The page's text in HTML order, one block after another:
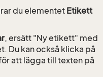
du elementet Etikett
, ersätt "Ny etikett" med
Du kan också klicka på
att lägga till texten på